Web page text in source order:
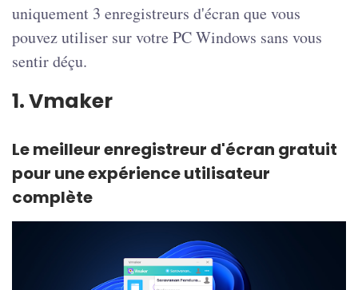
uniquement 3 enregistreurs d'écran que vous
pouvez utiliser sur votre PC Windows sans vous
sentir déçu.
1. Vmaker
Le meilleur enregistreur d'écran gratuit
pour une expérience utilisateur
complète